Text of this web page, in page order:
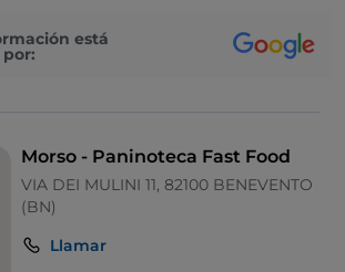
está
Morso - Paninoteca Fast Food
VIA DEI MULINI 11, 82100 BENEVENTO
(BN)
Llamar